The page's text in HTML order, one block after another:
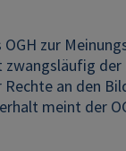
zur
der
an den
meint der